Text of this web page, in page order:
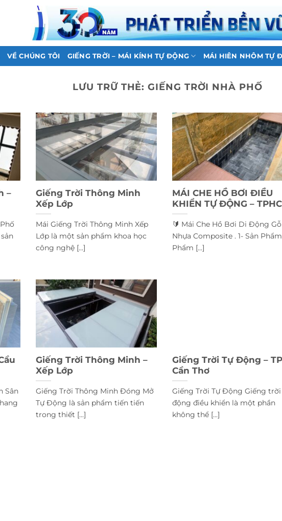
VỀ CHÚNG TÔI GIẾNG TRỜI – MÁI KÍNH TỰ ĐỘNG MÁI HIÊN NHÔM TỰ
LƯU TRỮ THẺ:GIẾNG TRỜI NHÀ PHỐ
–
Giếng Trời Thông Minh
Xếp Lớp
Mái Giếng Trời Thông Minh Xếp
Lớp là một sản phẩm khoa học
công nghệ [...]
MÁI CHE HỒ BƠI ĐIỀU
KHIỂN TỰ ĐỘNG –
🔰 Mái Che Hồ Bơi Di Động Gỗ
Nhựa Composite . 1- Sản Phẩm
Phẩm [...]
Sân
Giếng Trời Thông Minh –
Xếp Lớp
Giếng Trời Thông Minh Đóng Mở
Tự Động là sản phẩm tiến tiến
trong thiết [...]
Giếng Trời Tự Động – TP
Cần Thơ
Giếng Trời Tự Động Giếng
động điều khiển là một phần
không thể [...]